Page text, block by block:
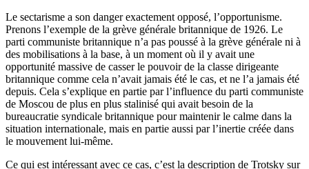
Le sectarisme a son danger exactement opposé, l’opportunisme.
Prenons l’exemple de la grève générale britanni­que de 1926. Le
parti communiste britannique n’a pas poussé à la grève générale ni à
des mobilisations à la base, à un moment où il y avait une
opportunité massive de casser le pouvoir de la classe dirigeante
britannique comme cela n’avait jamais été le cas, et ne l’a jamais été
depuis. Cela s’explique en partie par l’influence du parti communiste
de Moscou de plus en plus stalinisé qui avait besoin de la
bureaucratie syndicale britannique pour maintenir le calme dans la
situation internationale, mais en partie aussi par l’inertie créée dans
le mouvement lui-même.
Ce qui est intéressant avec ce cas, c’est la description de Trotsky sur